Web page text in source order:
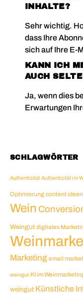
INHALTE?
Sehr wichtig.
dass Ihre
sich auf Ihre E-
KANN ICH
AUCH
Ja, wenn dies
Erwartungen
SCHLAGWÖRTER
Authentizität Authentizität im
Optimierung content
Wein
Weingut digitales
Marketing email
weingut KI im
weingut Künstliche